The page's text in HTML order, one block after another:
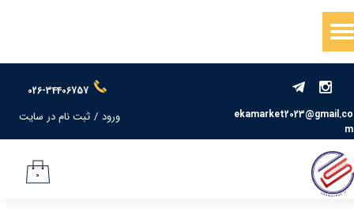
026-34406757
ekamarket2023@gmail.co
m
ورود / ثبت نام در سایت
حساب کاربری من
سفارشات
خروج از حساب کاربری
۰